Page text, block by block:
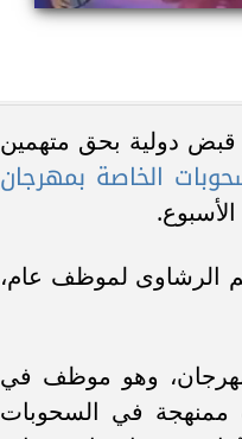
الكويتية بحجز كويتي و5 مقيمين، وأصدرت 3 أوامر قبض دولية بحق متهمين
الخاصة بمهرجان
الرشاوى لموظف عام،
وهو موظف في
ممنهجة في السحوبات